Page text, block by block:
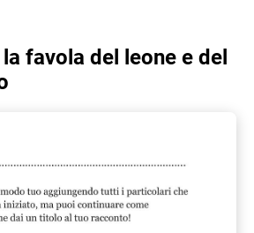
favola del leone e del